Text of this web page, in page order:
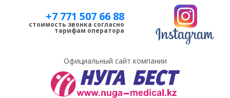
Официальный сайт компании
+7 771 507 66 88
стоимость звонка согласно
тарифам оператора